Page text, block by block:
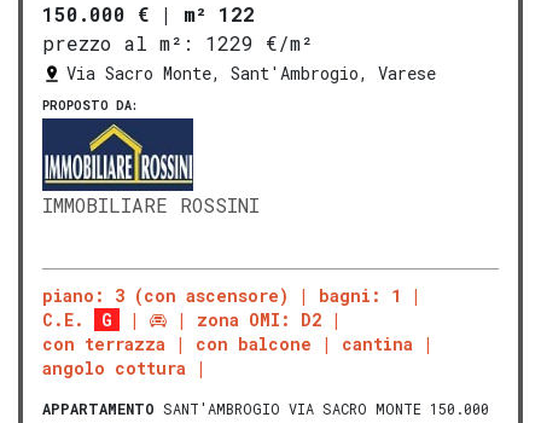
150.000 € | m² 122
prezzo al m²:
1229 €/m²
Via Sacro Monte, Sant'Ambrogio, Varese
PROPOSTO DA:
IMMOBILIARE ROSSINI
piano: 3 (con ascensore)
bagni: 1
C.E.
G
zona OMI: D2
con terrazza
con balcone
cantina
angolo cottura
APPARTAMENTO SANT'AMBROGIO VIA SACRO MONTE 150.000